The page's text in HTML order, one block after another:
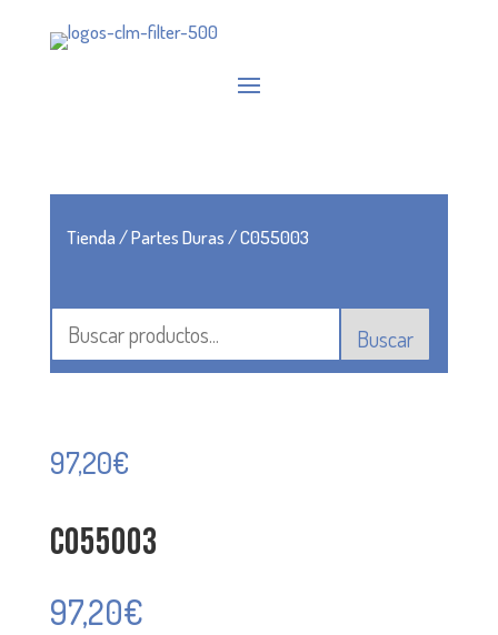
Tienda/Partes Duras/ C055003
Buscar
97,20€
C055003
97,20€